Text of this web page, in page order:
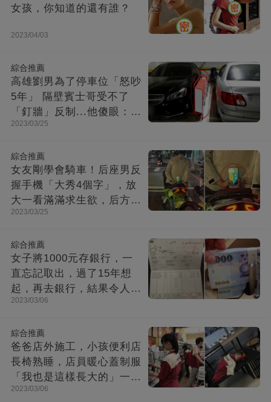
女孩，你知道的還有誰？
2023/04/03
綜合推薦
高雄劉男為了停車位「怒吵
5年」 隔壁賓士哥受不了
「釘牆」反制...他傻眼：不
折不扣的惡鄰
2023/03/25
綜合推薦
女友剛學會騎車！后座男反
握手機「大秀4個字」，放
大一看滿滿求生欲，后方來
車笑噴：是在求救吧！
2023/03/25
綜合推薦
女子將1000元存銀行，一
直忘記取出，過了15年想
起，再去銀行，結果令人大
吃一驚
2023/03/06
綜合推薦
爸爸店外施工，小孩便利店
長椅熟睡，店員暖心蓋制服
「我也是這樣長大的」一張
圖感動上萬網友：酸了鼻子
2023/03/06